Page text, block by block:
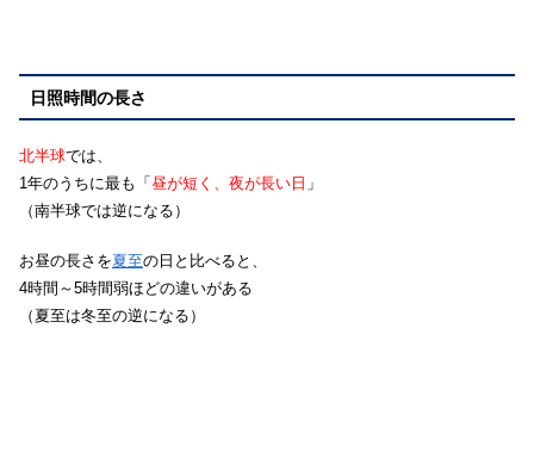
日照時間の長さ
北半球では、
1年のうちに最も「 昼が短く、夜が長い日 」
（南半球では逆になる）
お昼の長さを夏至の日と比べると、
4時間～5時間弱ほどの違いがある
（夏至は冬至の逆になる）